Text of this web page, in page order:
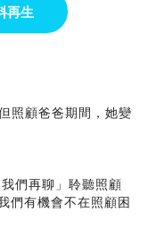
再生
照顧爸爸期間，她變
們再聊」聆聽照顧
們有機會不在照顧困